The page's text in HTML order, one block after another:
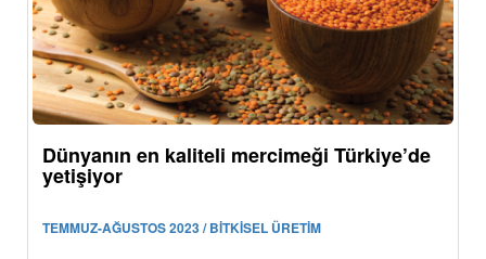
Dünyanın en kaliteli mercimeği Türkiye’de
yetişiyor
TEMMUZ-AĞUSTOS 2023 / BİTKİSEL ÜRETİM